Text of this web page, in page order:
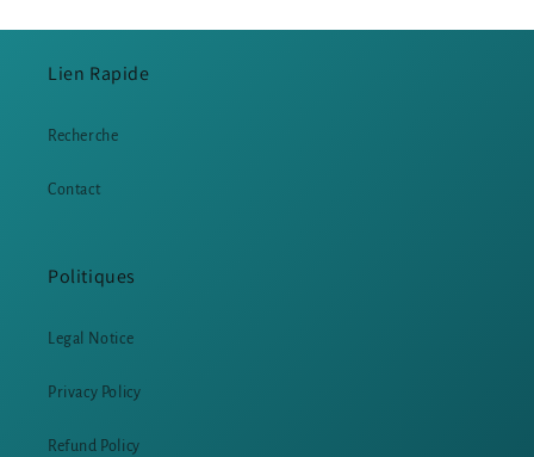
Lien Rapide
Recherche
Contact
Politiques
Legal Notice
Privacy Policy
Refund Policy